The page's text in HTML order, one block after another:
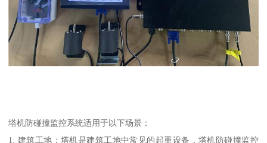
塔机防碰撞监控系统适用于以下场景：
1. 建筑工地：塔机是建筑工地中常见的起重设备，塔机防碰撞监控